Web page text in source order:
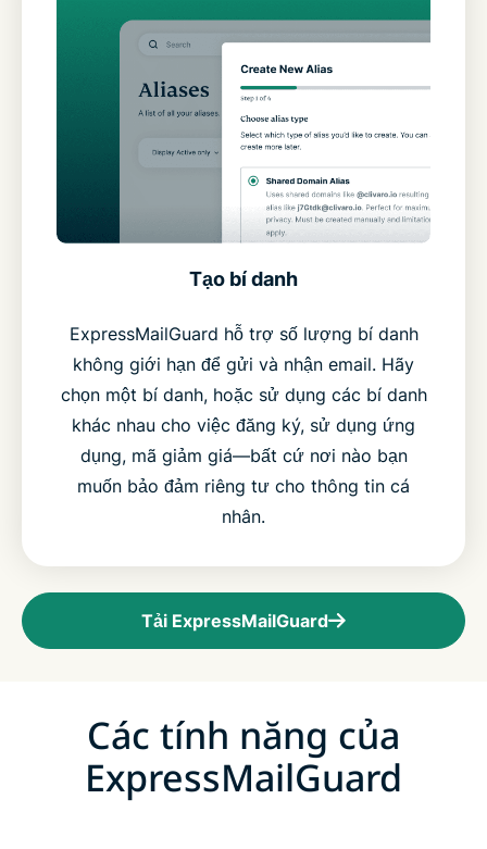
Tạo bí danh
ExpressMailGuard hỗ trợ số lượng bí danh
không giới hạn để gửi và nhận email. Hãy
chọn một bí danh, hoặc sử dụng các bí danh
khác nhau cho việc đăng ký, sử dụng ứng
dụng, mã giảm giá—bất cứ nơi nào bạn
muốn bảo đảm riêng tư cho thông tin cá
nhân.
Tải ExpressMailGuard
Các tính năng của
ExpressMailGuard